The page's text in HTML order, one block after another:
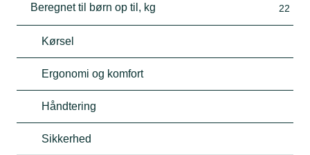
Beregnet til børn op til, kg 22
Kørsel
Ergonomi og komfort
Håndtering
Sikkerhed